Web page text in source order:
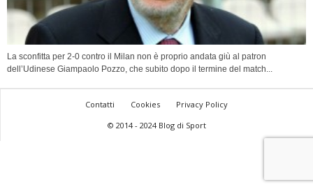
La sconfitta per 2-0 contro il Milan non è proprio andata giù al patron
dell’Udinese Giampaolo Pozzo, che subito dopo il termine del match...
Contatti Cookies
Privacy Policy
© 2014 - 2024 Blog di Sport